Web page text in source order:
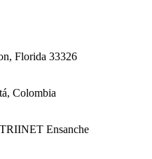
Florida 33326
Colombia
Ensanche